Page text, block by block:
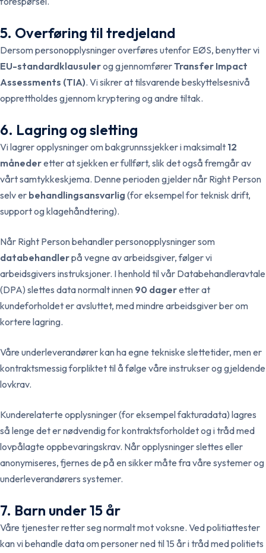
5. Overføring til tredjeland
Dersom personopplysninger overføres utenfor EØS, benytter vi
EU-standardklausulerog gjennomførerTransfer Impact
Assessments (TIA). Vi sikrer at tilsvarende beskyttelsesnivå
opprettholdes gjennom kryptering og andre tiltak.
6. Lagring og sletting
Vi lagrer opplysninger om bakgrunnssjekker i maksimalt 12
månederetter at sjekken er fullført, slik det også fremgår av
vårt samtykkeskjema. Denne perioden gjelder når Right Person
selv er behandlingsansvarlig (for eksempel for teknisk drift,
support og klagehåndtering).
Når Right Person behandler personopplysninger som
databehandlerpå vegne av arbeidsgiver, følger vi
arbeidsgivers instruksjoner. I henhold til vår Databehandleravtale
(DPA) slettes data normalt innen 90 dageretter at
kundeforholdet er avsluttet, med mindre arbeidsgiver ber om
kortere lagring.
Våre underleverandører kan ha egne tekniske slettetider, men er
kontraktsmessig forpliktet til å følge våre instrukser og gjeldende
lovkrav.
Kunderelaterte opplysninger (for eksempel fakturadata) lagres
så lenge det er nødvendig for kontraktsforholdet og i tråd med
lovpålagte oppbevaringskrav. Når opplysninger slettes eller
anonymiseres, fjernes de på en sikker måte fra våre systemer og
underleverandørers systemer.
7. Barn under 15 år
Våre tjenester retter seg normalt mot voksne. Ved politiattester
kan vi behandle data om personer ned til 15 år i tråd med politiets